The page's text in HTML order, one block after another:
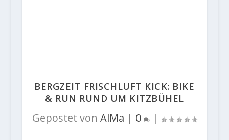
BERGZEIT FRISCHLUFT KICK: BIKE
& RUN RUND UM KITZBÜHEL
Gepostet von AlMa | 0 |